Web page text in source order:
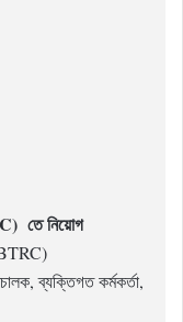
তে নিয়োগ
ব্যক্তিগত কর্মকর্তা,